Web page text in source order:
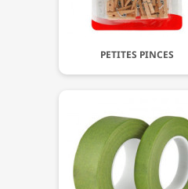
PETITES PINCES